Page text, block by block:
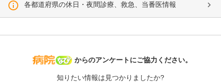
各都道府県の休日・夜間診療、救急、当番医情報
病院なび
からのアンケートにご協力ください。
知りたい情報は見つかりましたか?